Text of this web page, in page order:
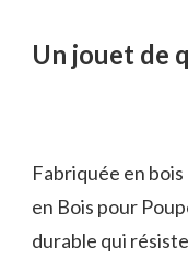
Un jouet de
Fabriquée en
en Bois pour
durable qui